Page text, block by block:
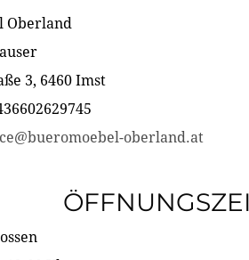
Oberland
3, 6460 Imst
oberland.at